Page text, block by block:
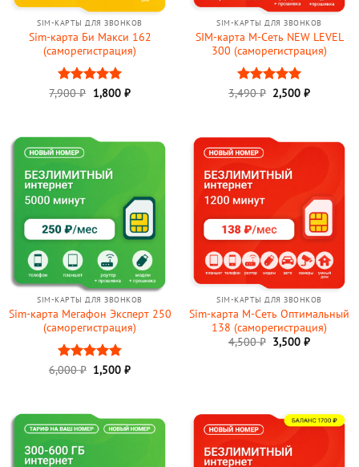
SIM-КАРТЫ ДЛЯ ЗВОНКОВ
Sim-карта Би Макси 162
(саморегистрация)
Оценка5
7,900₽ Первоначальная
цена
1,800 ₽Текущая
SIM-КАРТЫ ДЛЯ ЗВОНКОВ
SIM-карта М-Сеть NEW LEVEL
300 (саморегистрация)
Оценка5
3,490₽ Первоначальная
цена
2,500₽Текущая
SIM-КАРТЫ ДЛЯ ЗВОНКОВ
Sim-карта Мегафон Эксперт 250
(саморегистрация)
Оценка
6,000₽ 1,500₽
SIM-КАРТЫ ДЛЯ ЗВОНКОВ
Sim-карта М-Сеть Оптимальный
138 (саморегистрация)
4,500₽ Первоначальная
цена
3,500₽Текущая